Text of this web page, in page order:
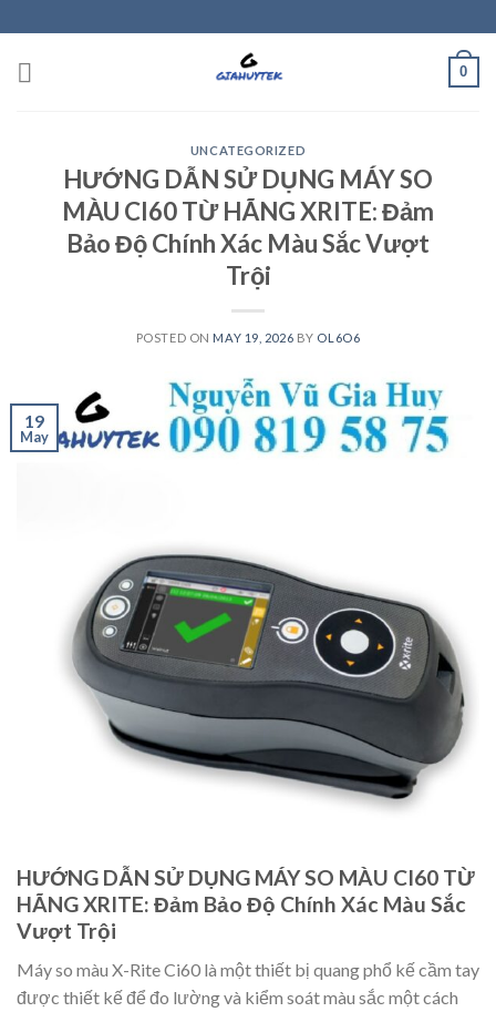
to
content
0
UNCATEGORIZED
HƯỚNG DẪN SỬ DỤNG MÁY SO
MÀU CI60 TỪ HÃNG XRITE: Đảm
Bảo Độ Chính Xác Màu Sắc Vượt
Trội
POSTED ON MAY 19, 2026 BY OL6O6
19
May
HƯỚNG DẪN SỬ DỤNG MÁY SO MÀU CI60 TỪ
HÃNG XRITE: Đảm Bảo Độ Chính Xác Màu Sắc
Vượt Trội
Máy so màu X-Rite Ci60 là một thiết bị quang phổ kế cầm tay
được thiết kế để đo lường và kiểm soát màu sắc một cách